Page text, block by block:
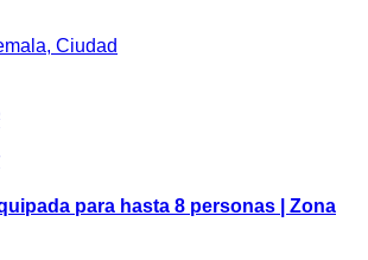
Ciudad
para hasta 8 personas | Zona